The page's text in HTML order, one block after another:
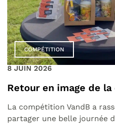
COMPÉTITION
8 JUIN 2026
Retour en image de
La compétition VandB a
partager une belle journée